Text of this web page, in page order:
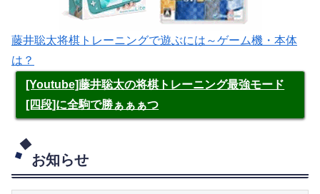
藤井聡太将棋トレーニングで遊ぶには～ゲーム機・本体
は？
[Youtube]藤井聡太の将棋トレーニング最強モード
[四段]に全駒で勝ぁぁぁつ
お知らせ